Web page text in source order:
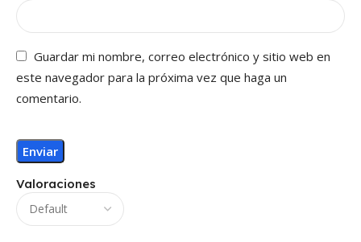
Valoraciones
Guardar mi nombre, correo electrónico y sitio web en
este navegador para la próxima vez que haga un
comentario.